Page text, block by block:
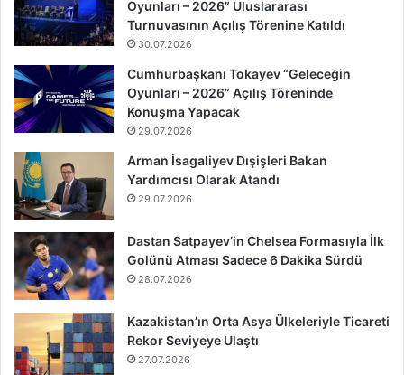
Oyunları – 2026” Uluslararası
Turnuvasının Açılış Törenine Katıldı
30.07.2026
Cumhurbaşkanı Tokayev “Geleceğin
Oyunları – 2026” Açılış Töreninde
Konuşma Yapacak
29.07.2026
Arman İsagaliyev Dışişleri Bakan
Yardımcısı Olarak Atandı
29.07.2026
Dastan Satpayev’in Chelsea Formasıyla İlk
Golünü Atması Sadece 6 Dakika Sürdü
28.07.2026
Kazakistan’ın Orta Asya Ülkeleriyle Ticareti
Rekor Seviyeye Ulaştı
27.07.2026